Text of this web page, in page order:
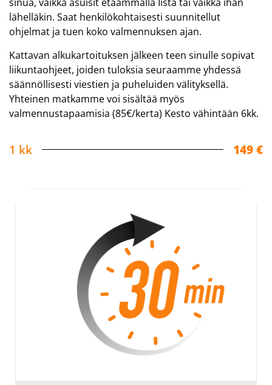
lähelläkin. Saat henkilökohtaisesti suunnitellut
ohjelmat ja tuen koko valmennuksen ajan.
Kattavan alkukartoituksen jälkeen teen sinulle sopivat
liikuntaohjeet, joiden tuloksia seuraamme yhdessä
säännöllisesti viestien ja puheluiden välityksellä.
Yhteinen matkamme voi sisältää myös
valmennustapaamisia (85€/kerta) Kesto vähintään 6kk.
1 kk 149 €